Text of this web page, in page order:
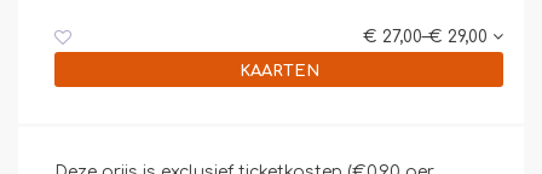
€ 27,00–€ 29,00
KAARTEN